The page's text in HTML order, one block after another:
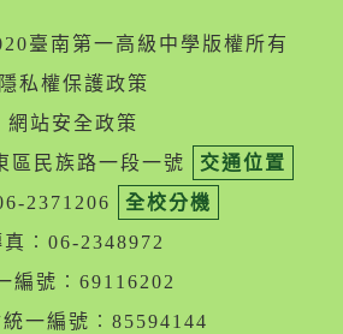
臺南第一高級中學版權所有
隱私權保護政策
網站安全政策
區民族路一段一號
交通位置
2371206
全校分機
真︰06-2348972
編號︰69116202
一編號︰85594144